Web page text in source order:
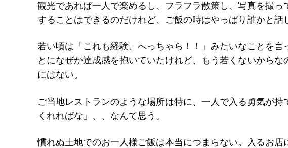
観光であれば一人で楽めるし、フラフラ散策し、写真を撮っ
することはできるのだけれど、ご飯の時はやっぱり誰かと話
若い頃は「これも経験、へっちゃら！！」みたいなことを言
とになぜか達成感を抱いていたけれど、もう若くないから
にはない。
ご当地レストランのような場所は特に、一人で入る勇気が
くれればな」、、なんて思う。
慣れぬ土地でのお一人様ご飯は本当につまらない。入るお店